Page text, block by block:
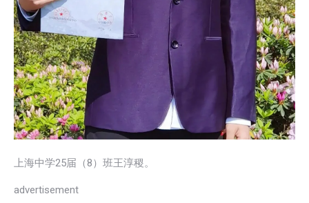
上海中学25届（8）班王淳稷。
advertisement